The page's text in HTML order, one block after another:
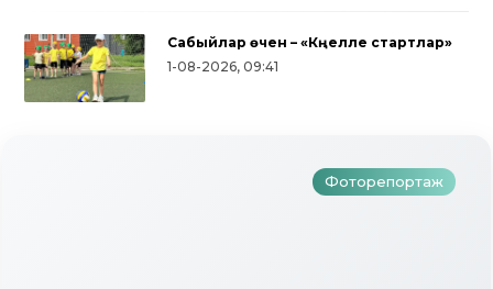
Сабыйлар өчен – «Күңелле стартлар»
1-08-2026, 09:41
Фоторепортаж